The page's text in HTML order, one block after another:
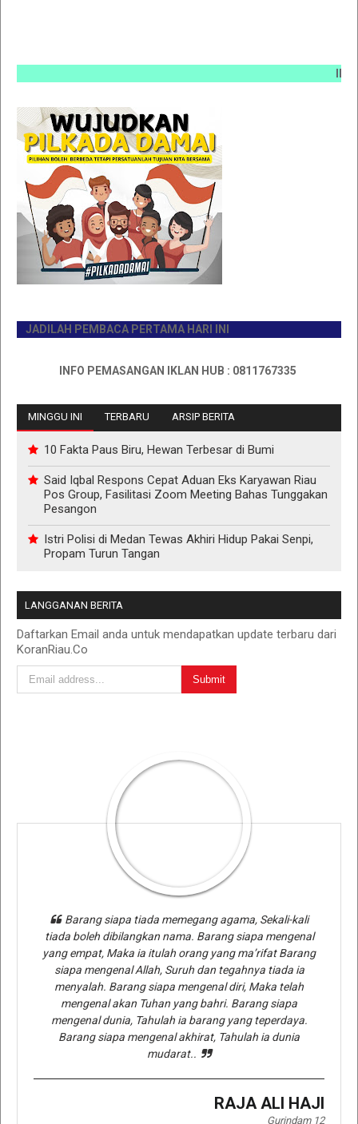
PEMBACA PERTAMA HARI INI
INFO PEMASANGAN IKLAN HUB : 0811767335
MINGGU INI TERBARU ARSIP BERITA
10 Fakta Paus Biru, Hewan Terbesar di Bumi
Said Iqbal Respons Cepat Aduan Eks Karyawan Riau
Pos Group, Fasilitasi Zoom Meeting Bahas Tunggakan
Pesangon
Istri Polisi di Medan Tewas Akhiri Hidup Pakai Senpi,
Propam Turun Tangan
LANGGANAN BERITA
Daftarkan Email anda untuk mendapatkan update terbaru dari
KoranRiau.Co
Barang siapa tiada memegang agama, Sekali-kali
tiada boleh dibilangkan nama. Barang siapa mengenal
yang empat, Maka ia itulah orang yang ma’rifat Barang
siapa mengenal Allah, Suruh dan tegahnya tiada ia
menyalah. Barang siapa mengenal diri, Maka telah
mengenal akan Tuhan yang bahri. Barang siapa
mengenal dunia, Tahulah ia barang yang teperdaya.
Barang siapa mengenal akhirat, Tahulah ia dunia
mudarat..
RAJA ALI HAJI
Gurindam 12